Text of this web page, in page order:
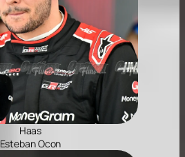
Haas
Esteban Ocon